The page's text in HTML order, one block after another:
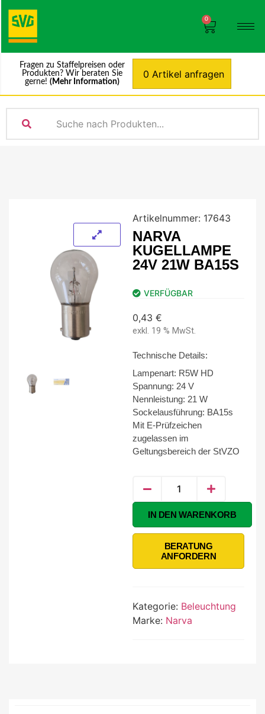
0
Fragen zu Staffelpreisen oder
Produkten? Wir beraten Sie
gerne! (Mehr Information)
0 Artikel anfragen
Artikelnummer: 17643
NARVA
KUGELLAMPE
24V 21W BA15S
VERFÜGBAR
0,43 €
exkl. 19 % MwSt.
Technische Details:
Lampenart: R5W HD
Spannung: 24 V
Nennleistung: 21 W
Sockelausführung: BA15s
Mit E-Prüfzeichen
zugelassen im
Geltungsbereich der StVZO
IN DEN WARENKORB
BERATUNG
ANFORDERN
Alternative:
Kategorie: Beleuchtung
Marke: Narva